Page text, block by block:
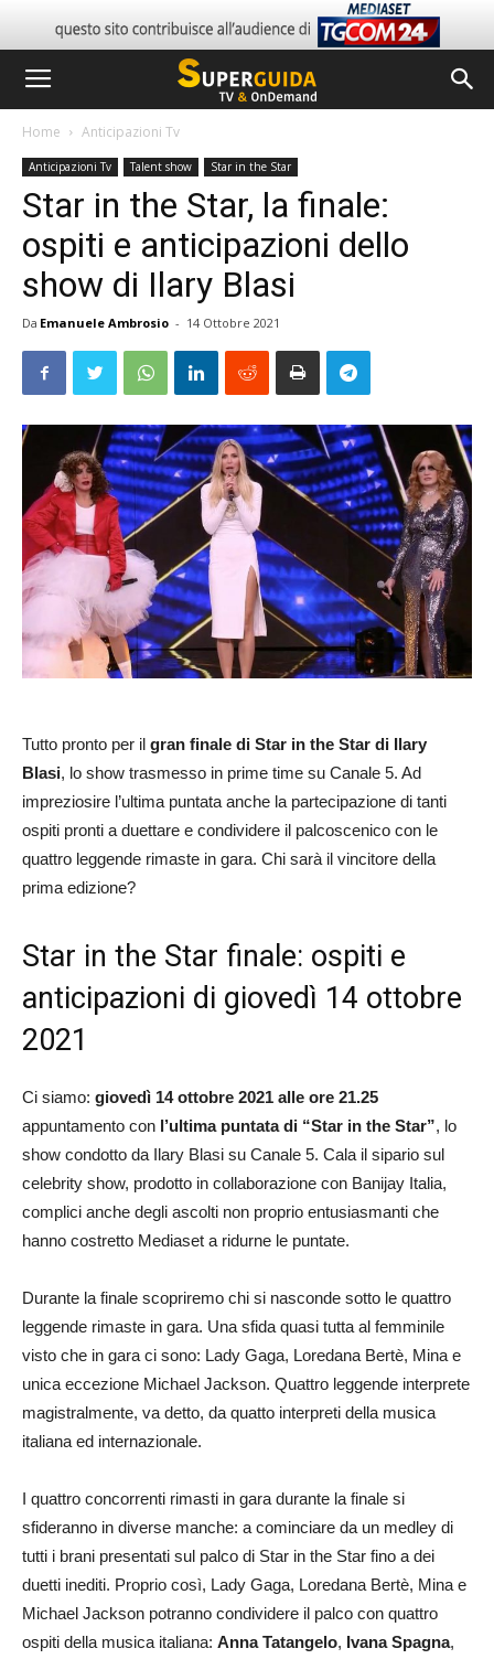
Home Anticipazioni Tv
Anticipazioni Tv Talent show Star in the Star
Star in the Star, la finale:
ospiti e anticipazioni dello
show di Ilary Blasi
Da Emanuele Ambrosio - 14 Ottobre 2021
Tutto pronto per il gran finale di Star in the Star di Ilary
Blasi, lo show trasmesso in prime time su Canale 5. Ad
impreziosire l’ultima puntata anche la partecipazione di tanti
ospiti pronti a duettare e condividere il palcoscenico con le
quattro leggende rimaste in gara. Chi sarà il vincitore della
prima edizione?
Star in the Star finale: ospiti e
anticipazioni di giovedì 14 ottobre
2021
Ci siamo: giovedì 14 ottobre 2021 alle ore 21.25
appuntamento con l’ultima puntata di “Star in the Star”, lo
show condotto da Ilary Blasi su Canale 5. Cala il sipario sul
celebrity show, prodotto in collaborazione con Banijay Italia,
complici anche degli ascolti non proprio entusiasmanti che
hanno costretto Mediaset a ridurne le puntate.
Durante la finale scopriremo chi si nasconde sotto le quattro
leggende rimaste in gara. Una sfida quasi tutta al femminile
visto che in gara ci sono: Lady Gaga, Loredana Bertè, Mina e
unica eccezione Michael Jackson. Quattro leggende interprete
magistralmente, va detto, da quatto interpreti della musica
italiana ed internazionale.
I quattro concorrenti rimasti in gara durante la finale si
sfideranno in diverse manche: a cominciare da un medley di
tutti i brani presentati sul palco di Star in the Star fino a dei
duetti inediti. Proprio così, Lady Gaga, Loredana Bertè, Mina e
Michael Jackson potranno condividere il palco con quattro
ospiti della musica italiana: Anna Tatangelo, Ivana Spagna,